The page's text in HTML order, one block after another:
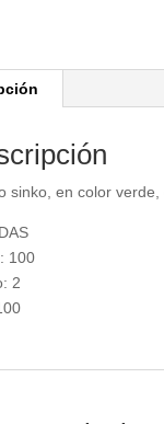
sinko, en color
100
2